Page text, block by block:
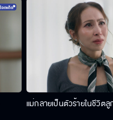
แม่กลายเป็นตัวร้ายในชีวิตลู